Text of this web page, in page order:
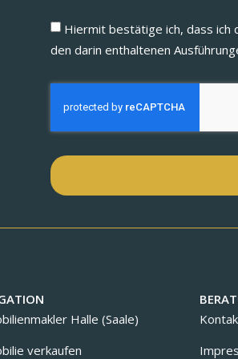
Hiermit bestätige ich, dass ich
den darin enthaltenen
Halle (Saale)
verkaufen